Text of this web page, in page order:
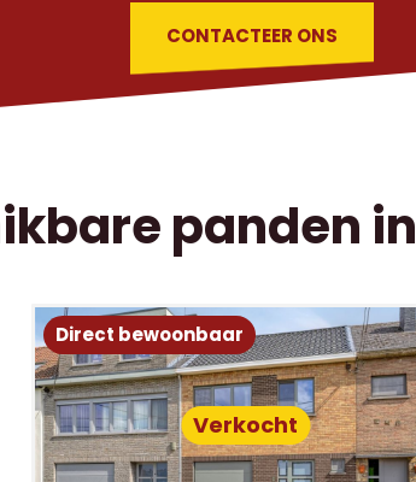
CONTACTEER ONS
panden
Direct bewoonbaar
Verkocht